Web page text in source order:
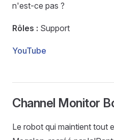
n'est-ce pas ?
Rôles : Support
YouTube
Channel Monitor
Le robot qui maintient tout